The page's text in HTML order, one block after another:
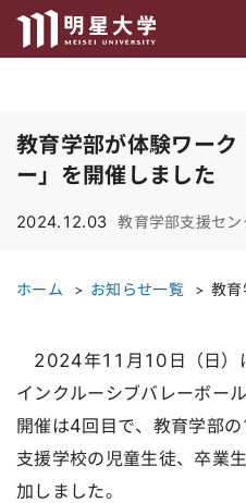
教育学部が体験ワーク
ー」を開催しました
2024.12.03 教育学部支援セン
ホーム お知らせ一覧 教育
2024年11月10日（日）
インクルーシブバレーボー
開催は4回目で、教育学部
支援学校の児童生徒、卒業
加しました。